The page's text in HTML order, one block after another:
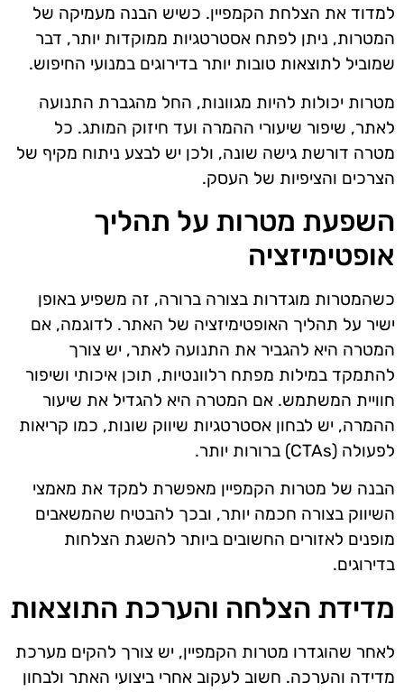
למדוד את הצלחת הקמפיין. כשיש הבנה מעמיקה של
המטרות, ניתן לפתח אסטרטגיות ממוקדות יותר, דבר
שמוביל לתוצאות טובות יותר בדירוגים במנועי החיפוש.
מטרות יכולות להיות מגוונות, החל מהגברת התנועה
לאתר, שיפור שיעורי ההמרה ועד חיזוק המותג. כל
מטרה דורשת גישה שונה, ולכן יש לבצע ניתוח מקיף של
הצרכים והציפיות של העסק.
השפעת מטרות על תהליך
אופטימיזציה
כשהמטרות מוגדרות בצורה ברורה, זה משפיע באופן
ישיר על תהליך האופטימיזציה של האתר. לדוגמה, אם
המטרה היא להגביר את התנועה לאתר, יש צורך
להתמקד במילות מפתח רלוונטיות, תוכן איכותי ושיפור
חוויית המשתמש. אם המטרה היא להגדיל את שיעור
ההמרה, יש לבחון אסטרטגיות שיווק שונות, כמו קריאות
לפעולה (CTAs) ברורות יותר.
הבנה של מטרות הקמפיין מאפשרת למקד את מאמצי
השיווק בצורה חכמה יותר, ובכך להבטיח שהמשאבים
מופנים לאזורים החשובים ביותר להשגת הצלחות
בדירוגים.
מדידת הצלחה והערכת התוצאות
לאחר שהוגדרו מטרות הקמפיין, יש צורך להקים מערכת
מדידה והערכה. חשוב לעקוב אחרי ביצועי האתר ולבחון